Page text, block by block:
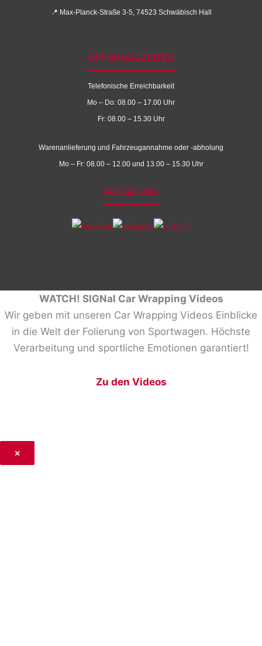
📍 Max-Planck-Straße 3-5, 74523 Schwäbisch Hall
ÖFFNUNGSZEITEN
Telefonische Erreichbarkeit
Mo – Do: 08.00 – 17.00 Uhr
Fr: 08.00 – 15.30 Uhr
Warenanlieferung und Fahrzeugannahme oder -abholung
Mo – Fr: 08.00 – 12.00 und 13.00 – 15.30 Uhr
FOLGE UNS
WATCH! SIGNal Car Wrapping Videos
Wir geben mit unseren Car Wrapping Videos Einblicke
in die Welt der Folierung von Sportwagen. Höchste
Verarbeitung und sportliche Emotionen garantiert!
Zu den Videos
×